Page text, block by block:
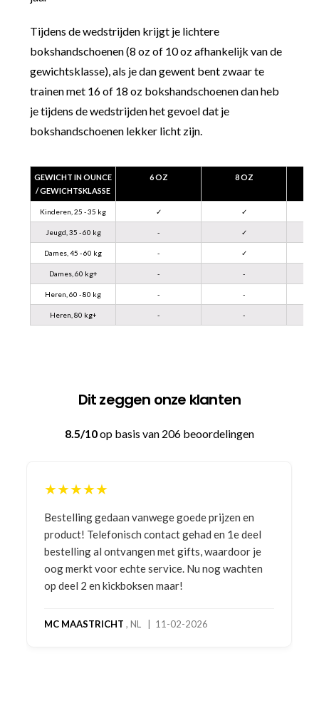
Tijdens de wedstrijden krijgt je lichtere
bokshandschoenen (8 oz of 10 oz afhankelijk van de
gewichtsklasse), als je dan gewent bent zwaar te
trainen met 16 of 18 oz bokshandschoenen dan heb
je tijdens de wedstrijden het gevoel dat je
bokshandschoenen lekker licht zijn.
GEWICHT IN OUNCE
/ GEWICHTSKLASSE
6 OZ 8 OZ
Kinderen, 25 - 35 kg ✓ ✓
Jeugd, 35 - 60 kg - ✓
Dames, 45 - 60 kg - ✓
Dames, 60 kg+ - -
Heren, 60 - 80 kg - -
Heren, 80 kg+ - -
Dit zeggen onze klanten
8.5/10op basis van 206 beoordelingen
★★★★★
Bestelling gedaan vanwege goede prijzen en
product! Telefonisch contact gehad en 1e deel
bestelling al ontvangen met gifts, waardoor je
oog merkt voor echte service. Nu nog wachten
op deel 2 en kickboksen maar!
MC MAASTRICHT , NL | 11-02-2026